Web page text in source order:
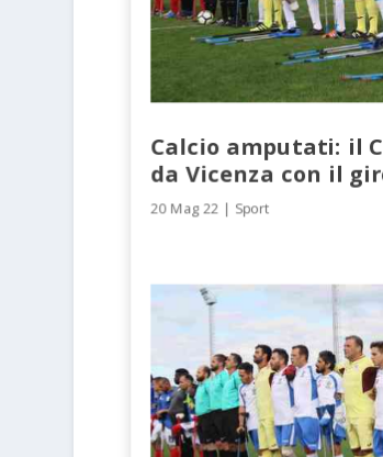
Calcio amputati: il
da Vicenza con il
20 Mag 22 | Sport